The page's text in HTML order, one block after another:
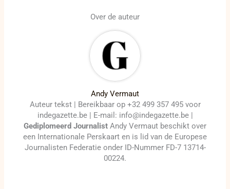
Over de auteur
Andy Vermaut
Auteur tekst | Bereikbaar op +32 499 357 495 voor
indegazette.be | E-mail: info@indegazette.be |
Gediplomeerd Journalist Andy Vermaut beschikt over
een Internationale Perskaart en is lid van de Europese
Journalisten Federatie onder ID-Nummer FD-7 13714-
00224.